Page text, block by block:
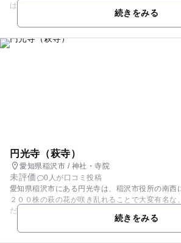
は、この日は、「海津温泉」に再訪を試みたの
の利用でしたが、併設の駐車場は、ほぼ満車…(^^;) さすが入泉料２０
の激安温泉ですね～人気があります。 温泉好きな
す。
続きをみる
円光寺（萩寺）
愛知県稲沢市 / 神社・寺院
未評価
0人が口コミ投稿
愛知県稲沢市にある円光寺は、稲沢市役所の南西
２００株の萩の花が咲き乱れることで大変有名な
だけあって、道にまで萩が茂っているほどです。
下旬ごろまで１ヶ月ほどです。 近くの矢合観音と
ようです。９月には本堂で、萩茶がふるまわれて
続きをみる